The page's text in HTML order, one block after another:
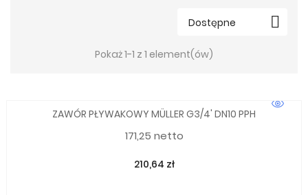
Dostępne 
Pokaż 1-1 z 1 element(ów)
ZAWÓR PŁYWAKOWY MÜLLER G3/4' DN10 PPH
171,25 netto
210,64 zł